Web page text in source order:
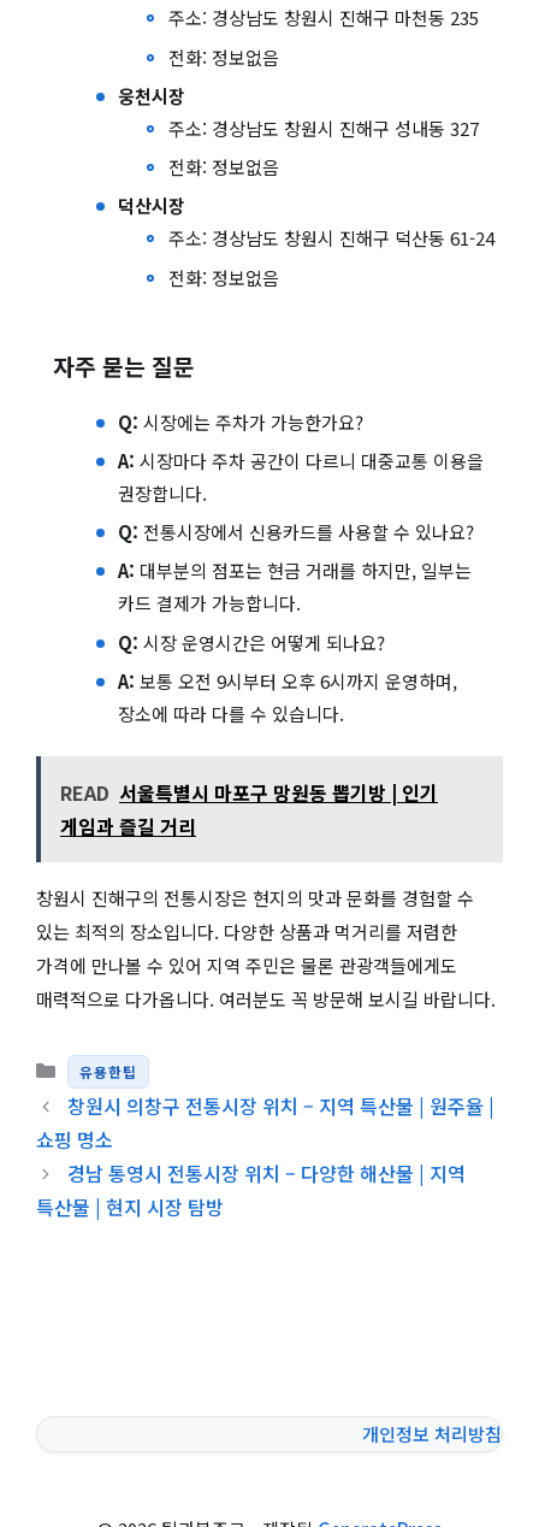
주소: 경상남도 창원시 진해구 마천동 235
전화: 정보없음
웅천시장
주소: 경상남도 창원시 진해구 성내동 327
전화: 정보없음
덕산시장
주소: 경상남도 창원시 진해구 덕산동 61-24
전화: 정보없음
자주 묻는 질문
Q: 시장에는 주차가 가능한가요?
A: 시장마다 주차 공간이 다르니 대중교통 이용을
권장합니다.
Q: 전통시장에서 신용카드를 사용할 수 있나요?
A: 대부분의 점포는 현금 거래를 하지만, 일부는
카드 결제가 가능합니다.
Q: 시장 운영시간은 어떻게 되나요?
A: 보통 오전 9시부터 오후 6시까지 운영하며,
장소에 따라 다를 수 있습니다.
READ 서울특별시 마포구 망원동 뽑기방 | 인기
게임과 즐길 거리
창원시 진해구의 전통시장은 현지의 맛과 문화를 경험할 수
있는 최적의 장소입니다. 다양한 상품과 먹거리를 저렴한
가격에 만나볼 수 있어 지역 주민은 물론 관광객들에게도
매력적으로 다가옵니다. 여러분도 꼭 방문해 보시길 바랍니다.
카테고리
유용한팁
창원시 의창구 전통시장 위치 – 지역 특산물 | 원주율 |
쇼핑 명소
경남 통영시 전통시장 위치 – 다양한 해산물 | 지역
특산물 | 현지 시장 탐방
개인정보 처리방침